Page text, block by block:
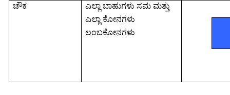
ಚೌಕ ಎಲ್ಲಾ ಬಾಹುಗಳು ಸಮ ಮತ್ತು
ಎಲ್ಲಾ ಕೋನಗಳು
ಲಂಬಕೋನಗಳು